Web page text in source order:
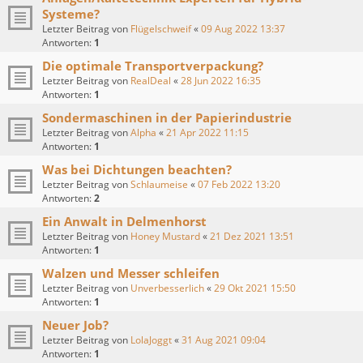
Systeme?
Letzter Beitrag von Flügelschweif«09 Aug 2022 13:37
Antworten: 1
Die optimale Transportverpackung?
Letzter Beitrag von RealDeal «28 Jun 2022 16:35
Antworten: 1
Sondermaschinen in der Papierindustrie
Letzter Beitrag vonAlpha «21 Apr 2022 11:15
Antworten: 1
Was bei Dichtungen beachten?
Letzter Beitrag vonSchlaumeise «07 Feb 2022 13:20
Antworten:2
Ein Anwalt in Delmenhorst
Letzter Beitrag von Honey Mustard«21 Dez 2021 13:51
Antworten: 1
Walzen und Messer schleifen
Letzter Beitrag von Unverbesserlich«29 Okt 2021 15:50
Antworten: 1
Neuer Job?
Letzter Beitrag von LolaJoggt«31 Aug 2021 09:04
Antworten: 1